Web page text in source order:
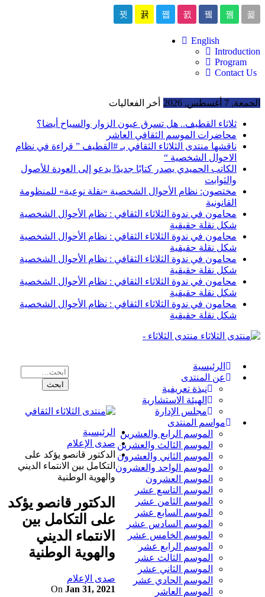
English
Introduction
Program
Contact Us
الجمعة, 7 أغسطس, 2026 أخر الفعاليات
ثلاثاء القطيف.. هل تسرق عيون الزوار والسياح أيضا؟
محاضرات الموسم الثقافي العاشر
ناقشها منتدى الثلاثاء الثقافي بـ #القطيف ” قراءة في نظام
الاحوال الشخصية “
الكاتب الحميدي يصدر كتابًا جديدًا يدعو إلى العودة للأصول
والثوابت
مختصون: نظام الأحوال الشخصية «نقلة نوعية» للمنظومة
القانونية
محامون في ندوة الثلاثاء الثقافي : نظام الأحوال الشخصية
شكل نقلة حقيقية
محامون في ندوة الثلاثاء الثقافي : نظام الأحوال الشخصية
شكل نقلة حقيقية
محامون في ندوة الثلاثاء الثقافي : نظام الأحوال الشخصية
شكل نقلة حقيقية
محامون في ندوة الثلاثاء الثقافي : نظام الأحوال الشخصية
شكل نقلة حقيقية
محامون في ندوة الثلاثاء الثقافي : نظام الأحوال الشخصية
شكل نقلة حقيقية
منتدى الثلاثاء -
الرئيسية
عن المنتدى
نبذة تعريفية
الهيئة الاستشارية
مجلس الإدارة
مواسم المنتدى
الموسم الرابع والعشرين
الموسم الثالث والعشرين
الموسم الثاني والعشرون
الموسم الواحد والعشرون
الموسم العشرون
الموسم التاسع عشر
الموسم الثامن عشر
الموسم السابع عشر
الموسم السادس عشر
الموسم الخامس عشر
الموسم الرابع عشر
الموسم الثالث عشر
الموسم الثاني عشر
الموسم الحادي عشر
الموسم العاشر
الرئيسية
صدى الإعلام
الدكتور قانصو يؤكد على
التكامل بين الانتماء الديني
والهوية الوطنية
الدكتور قانصو يؤكد
على التكامل بين
الانتماء الديني
والهوية الوطنية
صدى الإعلام
On Jan 31, 2021